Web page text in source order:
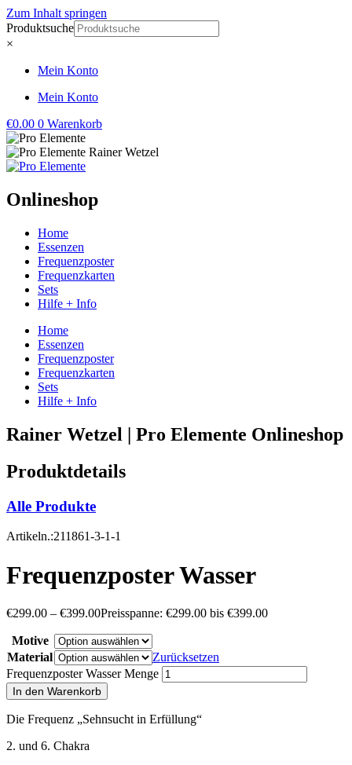
Zum Inhalt springen
Produktsuche
×
Mein Konto
Mein Konto
€0.00 0 Warenkorb
Onlineshop
Home
Essenzen
Frequenzposter
Frequenzkarten
Sets
Hilfe + Info
Home
Essenzen
Frequenzposter
Frequenzkarten
Sets
Hilfe + Info
Rainer Wetzel | Pro Elemente Onlineshop
Produktdetails
Alle Produkte
Artikeln.:211861-3-1-1
Frequenzposter Wasser
€299.00 – €399.00Preisspanne: €299.00 bis €399.00
Motive
Material
Zurücksetzen
Frequenzposter Wasser Menge
In den Warenkorb
Die Frequenz „Sehnsucht in Erfüllung“
2. und 6. Chakra